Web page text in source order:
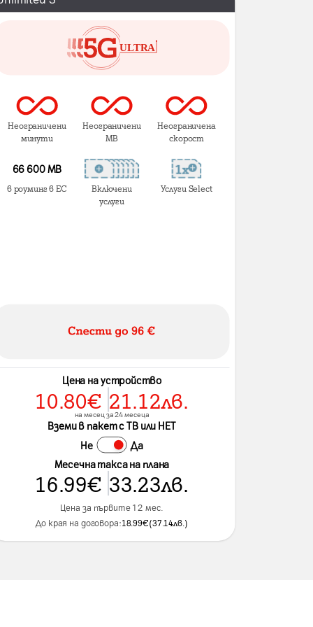
Неограничени
минути
Неограничени
MB
Неограничена
скорост
66 600 MB
в роуминг в ЕС
Включени
услуги
Услуги Select
Цена на устройство
10.80€ 21.12лв.
на месец за 24 месеца
Вземи в пакет с ТВ или НЕТ
Не Да
Месечна такса на плана
16.99€ 33.23лв.
Цена за първите 12 мес.
До края на договора:18.99€(37.14лв. )